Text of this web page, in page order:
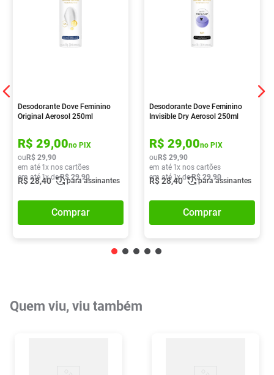
Desodorante Dove Feminino
Original Aerosol 250ml
R$ 29,00no PIX
ou R$ 29,90
em até 1x nos cartões
em até 1x deR$ 29,90
R$28,40 para assinantes
Comprar
Desodorante Dove Feminino
Invisible Dry Aerosol 250ml
R$ 29,00no PIX
ou R$ 29,90
em até 1x nos cartões
em até 1x deR$ 29,90
R$28,40 para assinantes
Comprar
Quem viu, viu também